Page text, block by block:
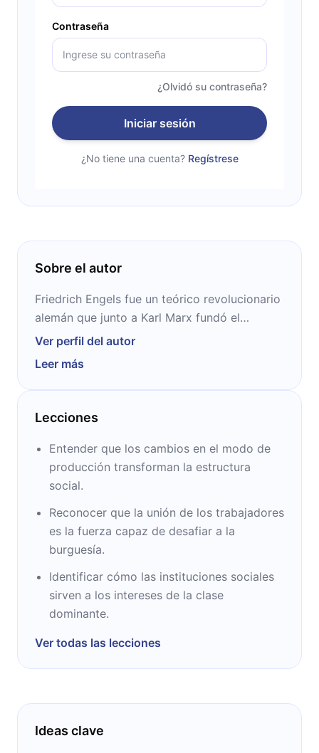
Contraseña
¿Olvidó su contraseña?
Iniciar sesión
¿No tiene una cuenta? Regístrese
Sobre el autor
Friedrich Engels fue un teórico revolucionario
alemán que junto a Karl Marx fundó el
llamado socialismo científico o marxismo. Él
siendo que la más conocida es el Manifiesto
Comunista.
Ver perfil del autor
Leer más
Lecciones
Entender que los cambios en el modo de
producción transforman la estructura
social.
Reconocer que la unión de los trabajadores
es la fuerza capaz de desafiar a la
burguesía.
Identificar cómo las instituciones sociales
sirven a los intereses de la clase
dominante.
Ver todas las lecciones
Ideas clave